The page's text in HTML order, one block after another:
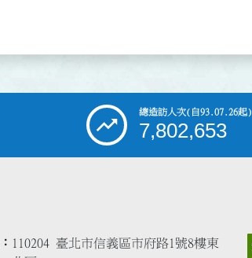
總造訪人次(自93.07.26起)
7,802,653
110204 臺北市信義區市府路1號8樓東